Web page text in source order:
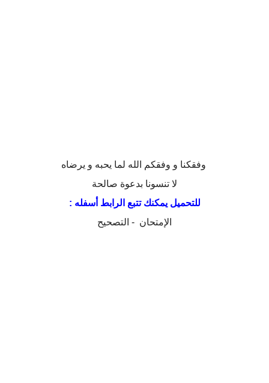
وفقكنا و وفقكم الله لما يحبه و يرضاه
لا تنسونا بدعوة صالحة
للتحميل يمكنك تتبع الرابط أسفله :
الإمتحان - التصحيح